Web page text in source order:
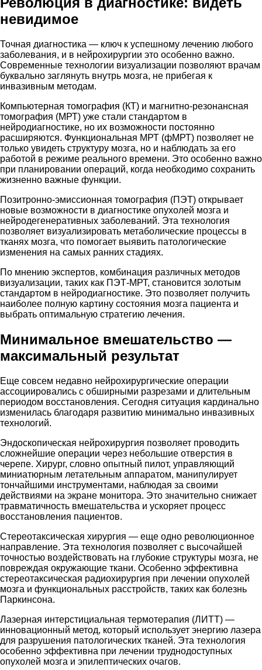
невидимое
Точная диагностика — ключ к успешному лечению любого
заболевания, и в нейрохирургии это особенно важно.
Современные технологии визуализации позволяют врачам
буквально заглянуть внутрь мозга, не прибегая к
инвазивным методам.
Компьютерная томография (КТ) и магнитно-резонансная
томография (МРТ) уже стали стандартом в
нейродиагностике, но их возможности постоянно
расширяются. Функциональная МРТ (фМРТ) позволяет не
только увидеть структуру мозга, но и наблюдать за его
работой в режиме реального времени. Это особенно важно
при планировании операций, когда необходимо сохранить
жизненно важные функции.
Позитронно-эмиссионная томография (ПЭТ) открывает
новые возможности в диагностике опухолей мозга и
нейродегенеративных заболеваний. Эта технология
позволяет визуализировать метаболические процессы в
тканях мозга, что помогает выявить патологические
изменения на самых ранних стадиях.
По мнению экспертов, комбинация различных методов
визуализации, таких как ПЭТ-МРТ, становится золотым
стандартом в нейродиагностике. Это позволяет получить
наиболее полную картину состояния мозга пациента и
выбрать оптимальную стратегию лечения.
Минимальное вмешательство —
максимальный результат
Еще совсем недавно нейрохирургические операции
ассоциировались с обширными разрезами и длительным
периодом восстановления. Сегодня ситуация кардинально
изменилась благодаря развитию минимально инвазивных
технологий.
Эндоскопическая нейрохирургия позволяет проводить
сложнейшие операции через небольшие отверстия в
черепе. Хирург, словно опытный пилот, управляющий
миниатюрным летательным аппаратом, манипулирует
тончайшими инструментами, наблюдая за своими
действиями на экране монитора. Это значительно снижает
травматичность вмешательства и ускоряет процесс
восстановления пациентов.
Стереотаксическая хирургия — еще одно революционное
направление. Эта технология позволяет с высочайшей
точностью воздействовать на глубокие структуры мозга, не
повреждая окружающие ткани. Особенно эффективна
стереотаксическая радиохирургия при лечении опухолей
мозга и функциональных расстройств, таких как болезнь
Паркинсона.
Лазерная интерстициальная термотерапия (ЛИТТ) —
инновационный метод, который использует энергию лазера
для разрушения патологических тканей. Эта технология
особенно эффективна при лечении труднодоступных
опухолей мозга и эпилептических очагов.